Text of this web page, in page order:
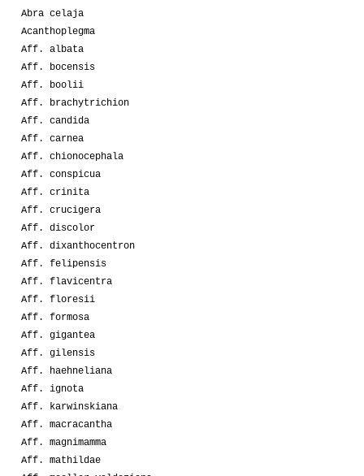
Abra celaja
Acanthoplegma
Aff. albata
Aff. bocensis
Aff. boolii
Aff. brachytrichion
Aff. candida
Aff. carnea
Aff. chionocephala
Aff. conspicua
Aff. crinita
Aff. crucigera
Aff. discolor
Aff. dixanthocentron
Aff. felipensis
Aff. flavicentra
Aff. floresii
Aff. formosa
Aff. gigantea
Aff. gilensis
Aff. haehneliana
Aff. ignota
Aff. karwinskiana
Aff. macracantha
Aff. magnimamma
Aff. mathildae